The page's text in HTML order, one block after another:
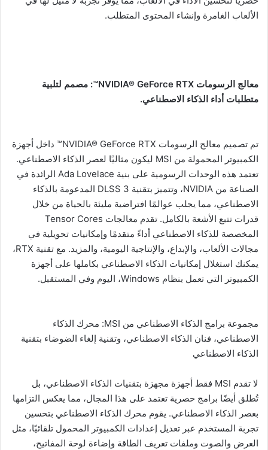
الألعاب الغامرة وإنشاء المحتوى المتطلب.
معالج الرسومات NVIDIA® GeForce RTX™: مصمم لتلبية
متطلبات أداء الذكاء الاصطناعي.
تم تصميم معالج الرسومات NVIDIA® GeForce RTX™ داخل أجهزة
الكمبيوتر المحمولة من MSI ليكون مثاليًا لعصر الذكاء الاصطناعي.
تعتمد هذه الوحدات الرسومية على بنية Ada Lovelace الرائدة في
الصناعة من NVIDIA، وتتميز بتقنية DLSS 3 المدعومة بالذكاء
الاصطناعي، مما يجلب عوالمًا افتراضية مليئة بالحياة من خلال
قدرات تتبع الأشعة بالكامل. تقدم معالجات Tensor Cores
المخصصة للذكاء الاصطناعي أداءً متقدمًا وإمكانيات تحويلية في
مجالات الألعاب، والإبداع، والإنتاجية اليومية، والمزيد. مع تقنية RTX،
يمكنك استغلال إمكانيات الذكاء الاصطناعي بكاملها على أجهزة
الكمبيوتر التي تعمل بنظام Windows، اليوم وفي المستقبل.
مجموعة برامج الذكاء الاصطناعي من MSI: محرك الذكاء
الاصطناعي، فنان الذكاء الاصطناعي، وتقنية إلغاء الضوضاء بتقنية
الذكاء الاصطناعي
لا تقدم MSI فقط أجهزة مجهزة بتقنيات الذكاء الاصطناعي، بل
تُطلق أيضًا برامج حصرية تعتمد على هذا المجال، مما يعكس التزامها
بعصر الذكاء الاصطناعي. يقوم محرك الذكاء الاصطناعي بتحسين
تجربة المستخدم عبر تعديل إعدادات الكمبيوتر المحمول تلقائيًا، مثل
العرض والصوت وملفات تعريف الطاقة وإضاءة لوحة المفاتيح،